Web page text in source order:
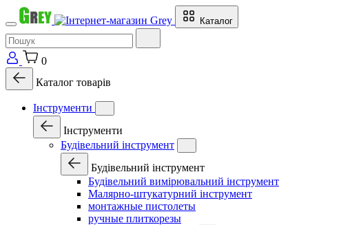
Каталог
0
Каталог товарів
Інструменти
Інструменти
Будівельний інструмент
Будівельний інструмент
Будівельний вимірювальний інструмент
Малярно-штукатурний інструмент
монтажные пистолеты
ручные плиткорезы